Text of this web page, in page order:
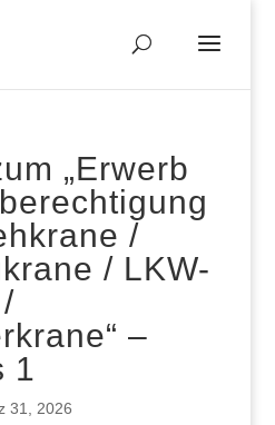
„Erwerb
/
/ LKW-
–
1
31, 2026